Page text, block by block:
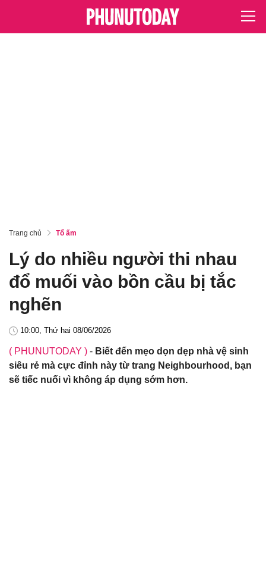
Trang chủ Tổ ấm
Lý do nhiều người thi nhau
đổ muối vào bồn cầu bị tắc
nghẽn
10:00, Thứ hai 08/06/2026
( PHUNUTODAY ) - Biết đến mẹo dọn dẹp nhà vệ sinh
siêu rẻ mà cực đỉnh này từ trang Neighbourhood, bạn
sẽ tiếc nuối vì không áp dụng sớm hơn.